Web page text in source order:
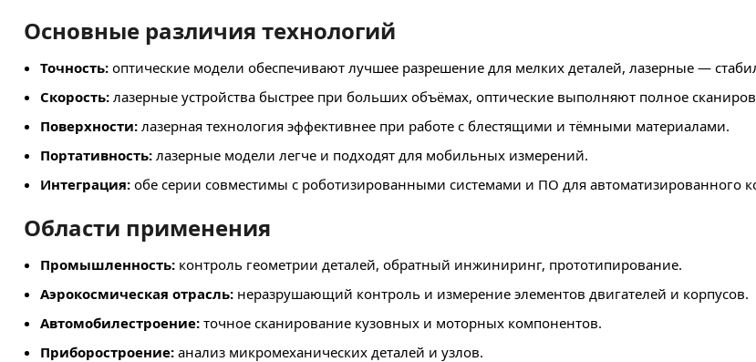
Основные различия технологий
Точность: оптические модели обеспечивают лучшее разрешение для мелких деталей, лазерные —
Скорость: лазерные устройства быстрее при больших объёмах, оптические выполняют полное
Поверхности: лазерная технология эффективнее при работе с блестящими и тёмными материалами.
Портативность: лазерные модели легче и подходят для мобильных измерений.
Интеграция: обе серии совместимы с роботизированными системами и ПО для автоматизированного
Области применения
Промышленность: контроль геометрии деталей, обратный инжиниринг, прототипирование.
Аэрокосмическая отрасль: неразрушающий контроль и измерение элементов двигателей и корпусов.
Автомобилестроение: точное сканирование кузовных и моторных компонентов.
Приборостроение: анализ микромеханических деталей и узлов.